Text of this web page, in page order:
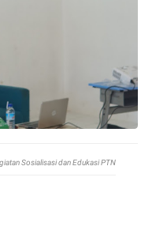
Sosialisasi dan Edukasi PTN